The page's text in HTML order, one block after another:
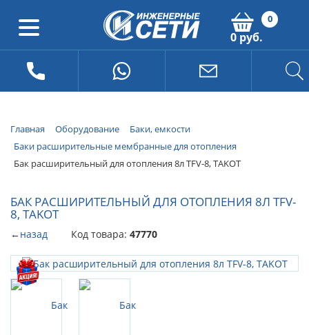
0
0 руб.
Главная Оборудование
Баки, емкости
Баки расширительные мембранные для отопления
Бак расширительный для отопления 8л TFV-8, TAKOT
БАК РАСШИРИТЕЛЬНЫЙ ДЛЯ ОТОПЛЕНИЯ 8Л TFV-
8, TAKOT
←назад Код товара: 47770